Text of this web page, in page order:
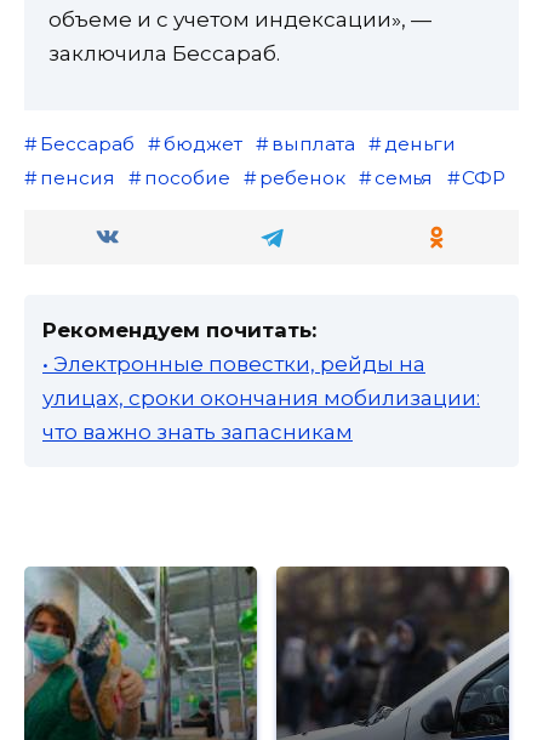
объеме и с учетом индексации», —
заключила Бессараб.
Бессараб бюджет выплата
деньги
пенсия
пособие ребенок семья СФР
Рекомендуем почитать:
• Электронные повестки, рейды на
улицах, сроки окончания мобилизации:
что важно знать запасникам